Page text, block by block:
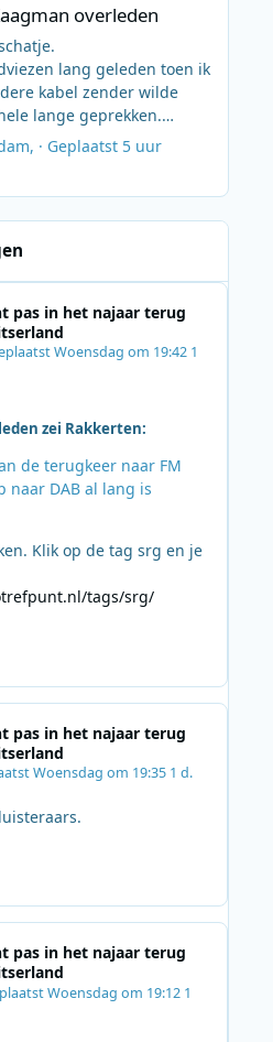
had daar direct mee te
overleden
lang geleden toen ik
kabel zender wilde
lange geprekken.
geduld met mij, een
haar.
ook die Parkinson.
, · Geplaatst 5 uur
pas in het najaar terug
Woensdag om 19:42 1
zei Rakkerten:
de terugkeer naar FM
naar DAB al lang is
Klik op de tag srg en je
tags/srg/
pas in het najaar terug
Woensdag om 19:35 1 d.
pas in het najaar terug
Woensdag om 19:12 1